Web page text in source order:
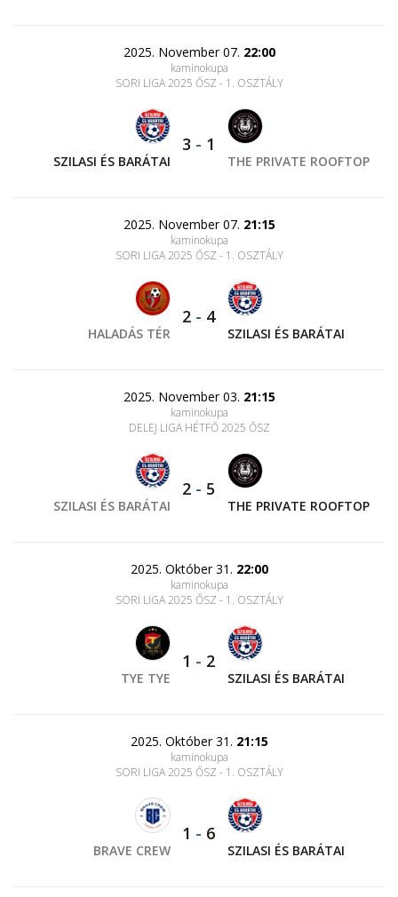
2025. November 07. 22:00
kaminokupa
SORI LIGA 2025 ŐSZ - 1. OSZTÁLY
SZILASI ÉS BARÁTAI
3 - 1
THE PRIVATE ROOFTOP
2025. November 07. 21:15
kaminokupa
SORI LIGA 2025 ŐSZ - 1. OSZTÁLY
HALADÁS TÉR
2 - 4
SZILASI ÉS BARÁTAI
2025. November 03. 21:15
kaminokupa
DELEJ LIGA HÉTFŐ 2025 ŐSZ
SZILASI ÉS BARÁTAI
2 - 5
THE PRIVATE ROOFTOP
2025. Október 31. 22:00
kaminokupa
SORI LIGA 2025 ŐSZ - 1. OSZTÁLY
TYE TYE
1 - 2
SZILASI ÉS BARÁTAI
2025. Október 31. 21:15
kaminokupa
SORI LIGA 2025 ŐSZ - 1. OSZTÁLY
BRAVE CREW
1 - 6
SZILASI ÉS BARÁTAI